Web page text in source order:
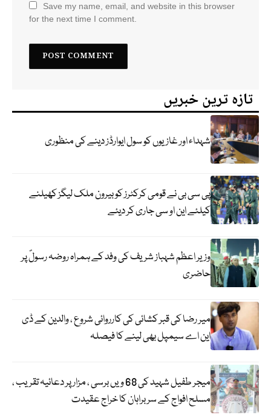
Save my name, email, and website in this browser
for the next time I comment.
تازہ ترین خبریں
شہداء اور غازیوں کو سول ایوارڈز دینے کی منظوری
پی سی بی نے قومی کرکٹرز کو بیرون ملک لیگز کھیلنے
کیلئے این او سی جاری کر دیئے
وزیر اعظم شہباز شریف کی وفد کے ہمراہ روضہ رسولؐ پر
حاضری
میر رضا کی قبر کشائی کی کارروائی شروع ، والدین کے ڈی
این اے سیمپل بھی لینے کا فیصلہ
میجر طفیل شہید کی 68 ویں برسی ، مزار پر دعائیہ تقریب ،
مسلح افواج کے سربراہان کا خراج عقیدت